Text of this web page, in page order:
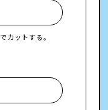
カットする。